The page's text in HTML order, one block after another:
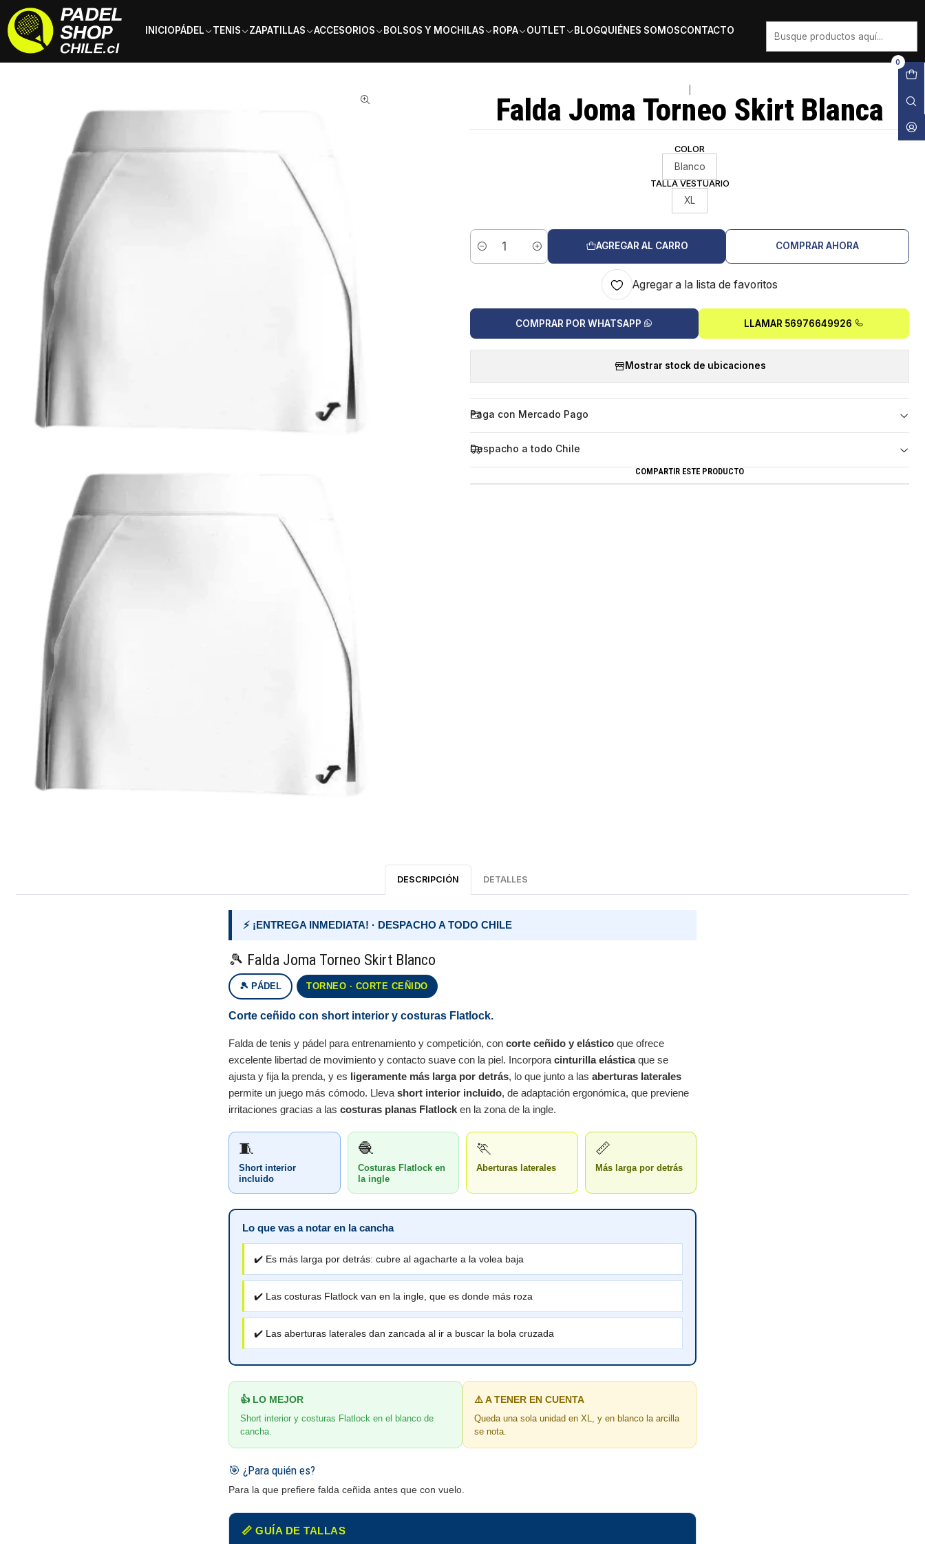
INICIOPÁDEL TENIS ZAPATILLAS ACCESORIOS BOLSOS Y MOCHILAS ROPA OUTLET BLOGQUIÉNES SOMOSCONTACTO
0
Inicio Ropa Mujer Faldas
Falda Joma Torneo Skirt Blanca
COLOR
Blanco
TALLA VESTUARIO
XL
Cantidad
AGREGAR AL CARRO COMPRAR AHORA
Agregar a la lista de favoritos
COMPRAR POR WHATSAPP LLAMAR 56976649926
Mostrar stock de ubicaciones
Paga con Mercado Pago
Despacho a todo Chile
COMPARTIR ESTE PRODUCTO
DESCRIPCIÓN DETALLES
⚡ ¡ENTREGA INMEDIATA! · DESPACHO A TODO CHILE
🎾 Falda Joma Torneo Skirt Blanco
🎾 PÁDEL TORNEO · CORTE CEÑIDO
Corte ceñido con short interior y costuras Flatlock.
Falda de tenis y pádel para entrenamiento y competición, con corte ceñido y elástico que ofrece
excelente libertad de movimiento y contacto suave con la piel. Incorpora cinturilla elásticaque se
ajusta y fija la prenda, y es ligeramente más larga por detrás, lo que junto a las aberturas laterales
permite un juego más cómodo. Lleva short interior incluido, de adaptación ergonómica, que previene
irritaciones gracias a las costuras planas Flatlock en la zona de la ingle.
🧵
Short interior
incluido
🧶
Costuras Flatlock en
la ingle
🏃
Aberturas laterales
📏
Más larga por detrás
Lo que vas a notar en la cancha
✔️ Es más larga por detrás: cubre al agacharte a la volea baja
✔️ Las costuras Flatlock van en la ingle, que es donde más roza
✔️ Las aberturas laterales dan zancada al ir a buscar la bola cruzada
👍 LO MEJOR
Short interior y costuras Flatlock en el blanco de
cancha.
⚠️ A TENER EN CUENTA
Queda una sola unidad en XL, y en blanco la arcilla
se nota.
🎯 ¿Para quién es?
Para la que prefiere falda ceñida antes que con vuelo.
📏 GUÍA DE TALLAS